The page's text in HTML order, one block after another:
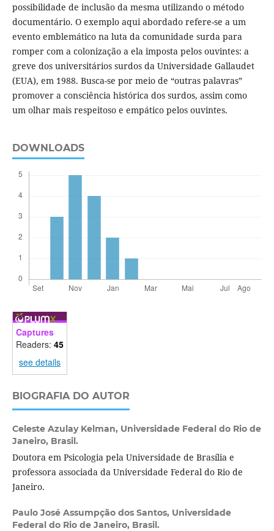
possibilidade de inclusão da mesma utilizando o método
documentário. O exemplo aqui abordado refere-se a um
evento emblemático na luta da comunidade surda para
romper com a colonização a ela imposta pelos ouvintes: a
greve dos universitários surdos da Universidade Gallaudet
(EUA), em 1988. Busca-se por meio de “outras palavras”
promover a consciência histórica dos surdos, assim como
um olhar mais respeitoso e empático pelos ouvintes.
DOWNLOADS
Captures
Readers: 45
see details
BIOGRAFIA DO AUTOR
Celeste Azulay Kelman, Universidade Federal do Rio de
Janeiro, Brasil.
Doutora em Psicologia pela Universidade de Brasília e
professora associada da Universidade Federal do Rio de
Janeiro.
Paulo José Assumpção dos Santos, Universidade
Federal do Rio de Janeiro, Brasil.